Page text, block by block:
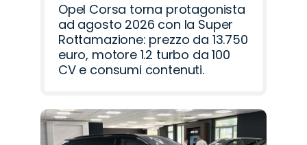
Opel Corsa torna protagonista
ad agosto 2026 con la Super
Rottamazione: prezzo da 13.750
euro, motore 1.2 turbo da 100
CV e consumi contenuti.